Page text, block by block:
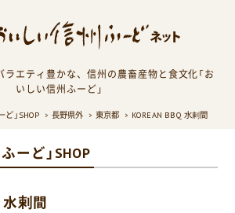
エティ豊かな、信州の農畜産物と食文化「お
いしい信州ふーど」
ど」SHOP 長野県外 東京都 KOREAN BBQ 水剌間
ーど」SHOP
水剌間